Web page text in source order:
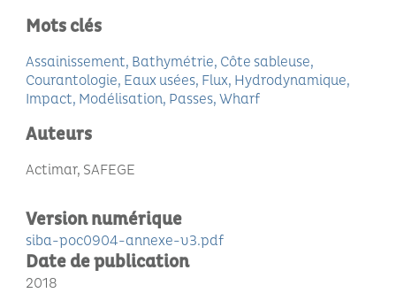
Mots clés
Assainissement Bathymétrie Côte sableuse
Courantologie Eaux usées Flux Hydrodynamique
Impact Modélisation Passes Wharf
Auteurs
Actimar, SAFEGE
Version numérique
siba-poc0904-annexe-v3.pdf
Date de publication
2018